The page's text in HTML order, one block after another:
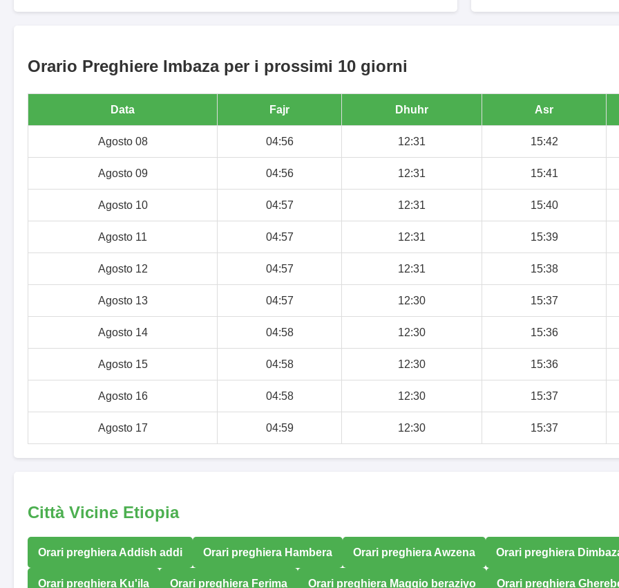
Orario Preghiere Imbaza per i prossimi 10 giorni
Data Fajr Dhuhr Asr
Agosto 08 04:56 12:31 15:42
Agosto 09 04:56 12:31 15:41
Agosto 10 04:57 12:31 15:40
Agosto 11 04:57 12:31 15:39
Agosto 12 04:57 12:31 15:38
Agosto 13 04:57 12:30 15:37
Agosto 14 04:58 12:30 15:36
Agosto 15 04:58 12:30 15:36
Agosto 16 04:58 12:30 15:37
Agosto 17 04:59 12:30 15:37
Città Vicine Etiopia
Orari preghiera Addish addi Orari preghiera Hambera Orari preghiera Awzena Orari preghiera
Orari preghiera Ku'ila Orari preghiera Ferima Orari preghiera Maggio beraziyo Orari preghiera